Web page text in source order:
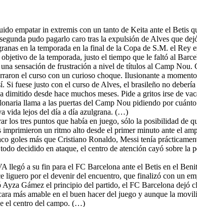
empatar in extremis con un tanto de Keita ante el Betis
pudo pagarlo caro tras la expulsión de Alves que
en la temporada en la final de la Copa de S.M. el
de la temporada, justo el tiempo que le faltó al
sensación de frustración a nivel de títulos al Camp Nou.
el curso con un curioso choque. Ilusionante a
fuese justo con el curso de Alves, el brasileño no
desde hace muchos meses. Pide a gritos irse de
llama a las puertas del Camp Nou pidiendo por
vida lejos del día a día azulgrana. (…)
los tres puntos que había en juego, sólo la posibilidad de
un ritmo alto desde el primer minuto ante el
goles más que Cristiano Ronaldo, Messi tenía
decidido en ataque, el centro de atención cayó sobre la
llegó a su fin para el FC Barcelona ante el Betis en el
por el devenir del encuentro, que finalizó con un
Gámez el principio del partido, el FC Barcelona dejó
más amable en el buen hacer del juego y aunque la
el centro del campo. (…)